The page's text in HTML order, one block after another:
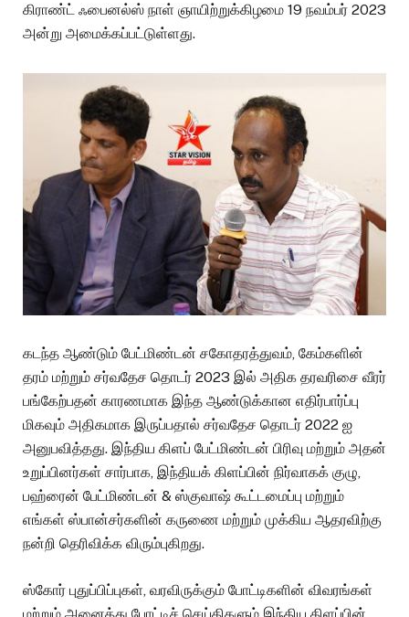
கிராண்ட் ஃபைனல்ஸ் நாள் ஞாயிற்றுக்கிழமை 19 நவம்பர் 2023
அன்று அமைக்கப்பட்டுள்ளது.
கடந்த ஆண்டும் பேட்மிண்டன் சகோதரத்துவம், கேம்களின்
தரம் மற்றும் சர்வதேச தொடர் 2023 இல் அதிக தரவரிசை வீரர்
பங்கேற்பதன் காரணமாக இந்த ஆண்டுக்கான எதிர்பார்ப்பு
மிகவும் அதிகமாக இருப்பதால் சர்வதேச தொடர் 2022 ஐ
அனுபவித்தது. இந்திய கிளப் பேட்மிண்டன் பிரிவு மற்றும் அதன்
உறுப்பினர்கள் சார்பாக, இந்தியக் கிளப்பின் நிர்வாகக் குழு,
பஹ்ரைன் பேட்மிண்டன் & ஸ்குவாஷ் கூட்டமைப்பு மற்றும்
எங்கள் ஸ்பான்சர்களின் கருணை மற்றும் முக்கிய ஆதரவிற்கு
நன்றி தெரிவிக்க விரும்புகிறது.
ஸ்கோர் புதுப்பிப்புகள், வரவிருக்கும் போட்டிகளின் விவரங்கள்
மற்றும் அனைத்து போட்டிச் செய்திகளும் இந்திய கிளப்பின்